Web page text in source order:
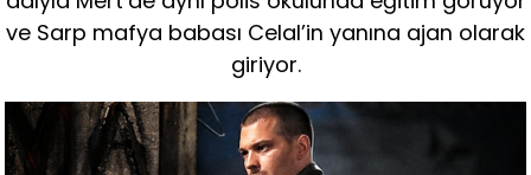
ve Sarp mafya babası Celal’in yanına ajan olarak
giriyor.